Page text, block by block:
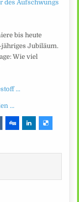
bis heute
Jubiläum.
Wie viel
…
…